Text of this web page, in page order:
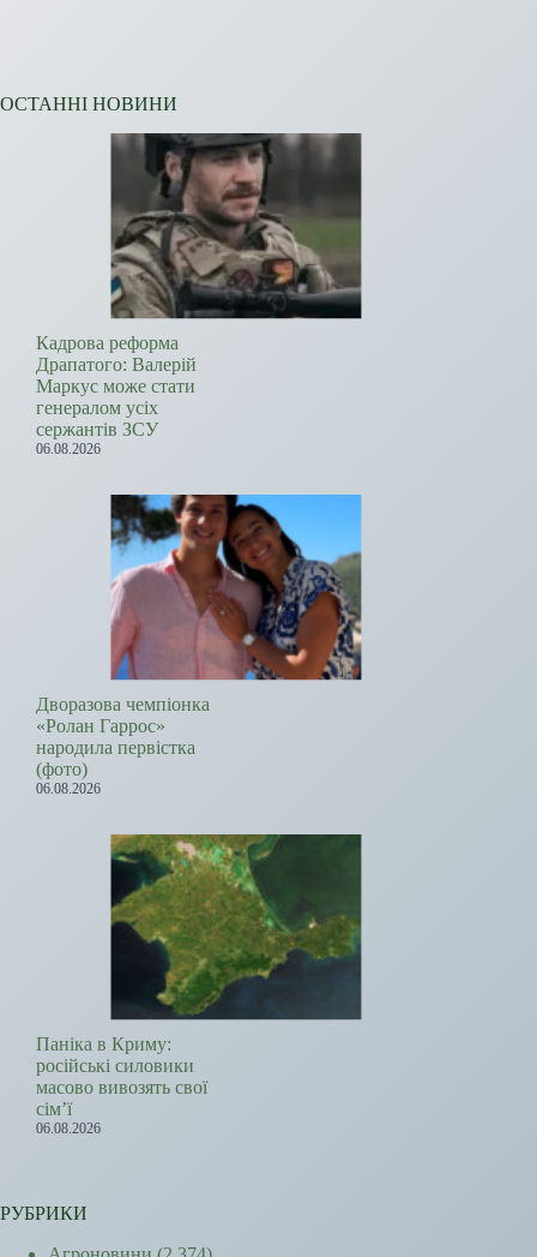
ОСТАННІ НОВИНИ
Кадрова реформа
Драпатого: Валерій
Маркус може стати
генералом усіх
сержантів ЗСУ
06.08.2026
Дворазова чемпіонка
«Ролан Гаррос»
народила первістка
(фото)
06.08.2026
Паніка в Криму:
російські силовики
масово вивозять свої
сім’ї
06.08.2026
РУБРИКИ